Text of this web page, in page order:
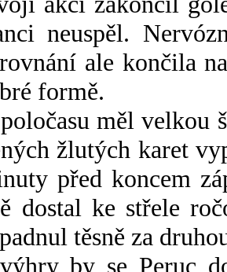
neuspěl.
ale končila
formě.
měl velkou
žlutých karet
před koncem
dostal ke střele
těsně za
by se Peruc